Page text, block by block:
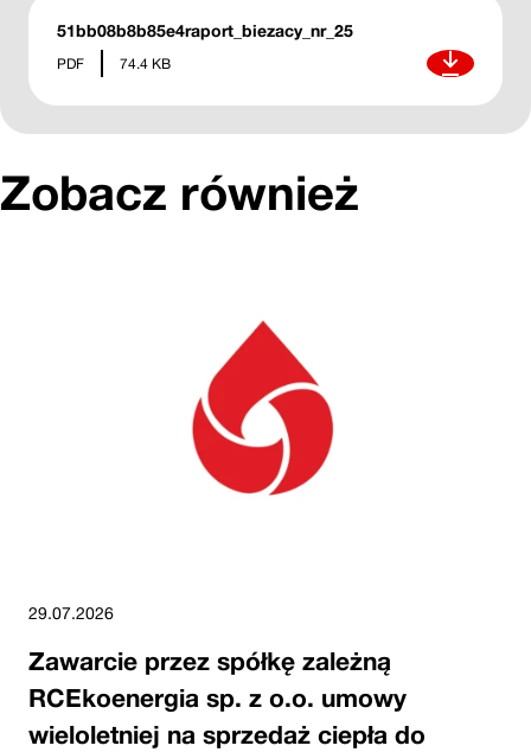
51bb08b8b85e4raport_biezacy_nr_25
PDF 74.4 KB Pobierz
Zobacz również
29.07.2026
Zawarcie przez spółkę zależną
RCEkoenergia sp. z o.o. umowy
wieloletniej na sprzedaż ciepła do